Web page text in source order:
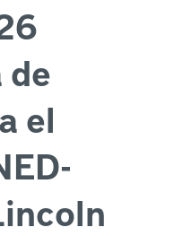
de
el